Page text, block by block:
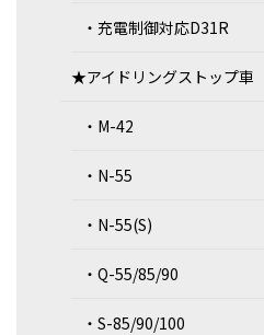
・充電制御対応D31R
★アイドリングストップ車
・M-42
・N-55
・N-55(S)
・Q-55/85/90
・S-85/90/100